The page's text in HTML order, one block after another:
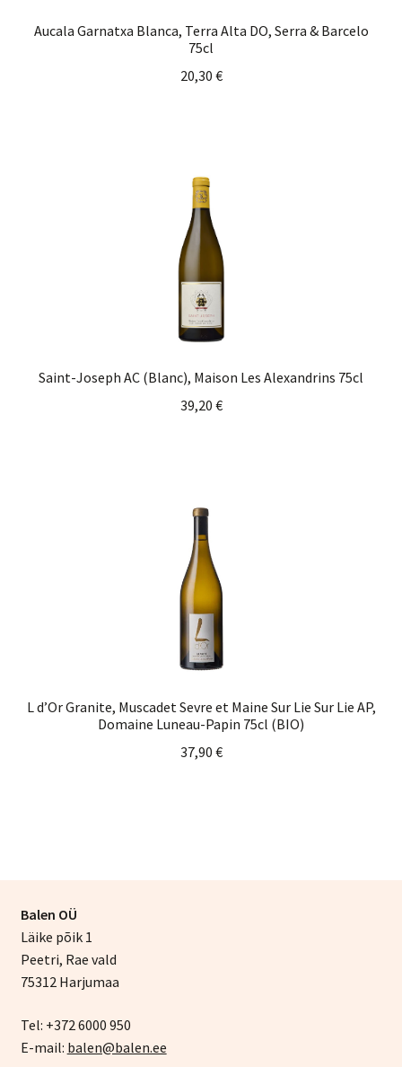
Aucala Garnatxa Blanca, Terra Alta DO, Serra & Barcelo
75cl
20,30 €
Saint-Joseph AC (Blanc), Maison Les Alexandrins 75cl
39,20 €
L d’Or Granite, Muscadet Sevre et Maine Sur Lie Sur Lie AP,
Domaine Luneau-Papin 75cl (BIO)
37,90 €
Balen OÜ
Läike põik 1
Peetri, Rae vald
75312 Harjumaa
Tel: +372 6000 950
E-mail: balen@balen.ee